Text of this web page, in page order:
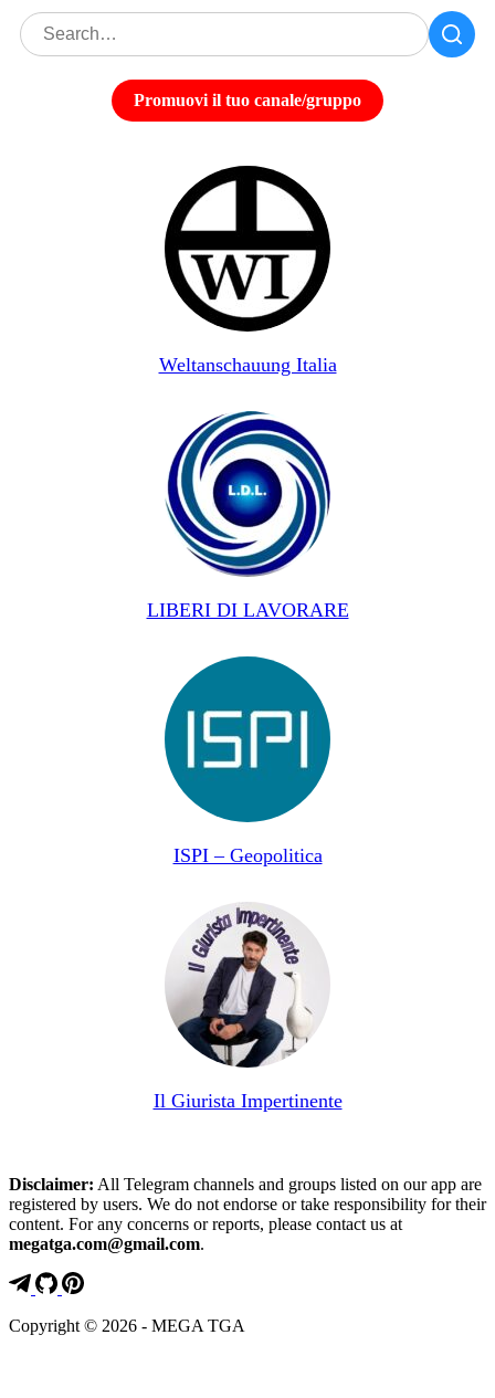
Promuovi il tuo canale/gruppo
Weltanschauung Italia
LIBERI DI LAVORARE
ISPI – Geopolitica
Il Giurista Impertinente
Disclaimer: All Telegram channels and groups listed on our app are
registered by users. We do not endorse or take responsibility for their
content. For any concerns or reports, please contact us at
megatga.com@gmail.com.
Copyright © 2026 - MEGA TGA